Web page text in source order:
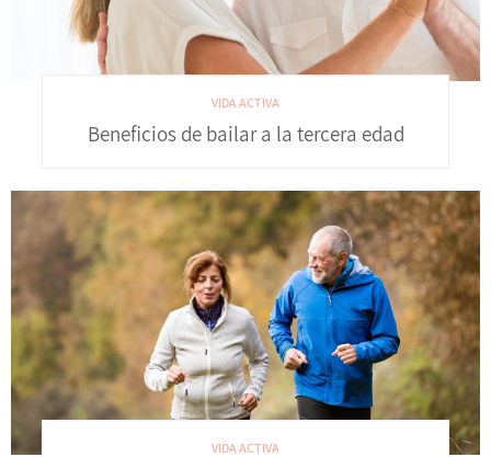
VIDA ACTIVA
Beneficios de bailar a la tercera edad
VIDA ACTIVA